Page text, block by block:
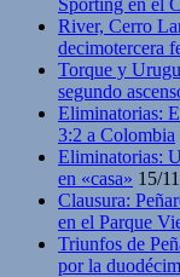
River, Cerro
decimotercera
Torque y
segundo
Eliminatorias:
3:2 a Colombia
Eliminatorias:
en «casa» 15/
Clausura:
en el Parque
Triunfos de
por la